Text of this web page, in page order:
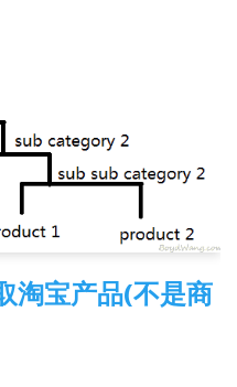
淘宝产品(不是商